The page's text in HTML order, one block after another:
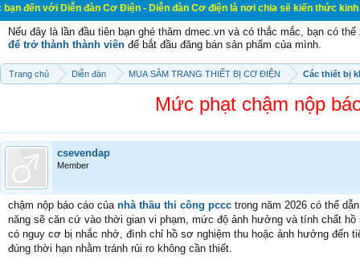
đàn Cơ Điện - Diễn đàn Cơ điện là nơi chia sẽ kiến thức kinh nghiệm
Nếu đây là lần đầu tiên bạn ghé thăm dmec.vn và có thắc mắc, bạn có
để trở thành thành viên để bắt đầu đăng bán sản phẩm của mình.
Trang chủ Diễn đàn MUA SẮM TRANG THIẾT BỊ CƠ ĐIỆN Các thiết bị
Mức phạt chậm nộp
csevendap
Member
chậm nộp báo cáo của nhà thầu thi công pccc trong năm 2026 có thể
năng sẽ căn cứ vào thời gian vi phạm, mức độ ảnh hưởng và tính chất
có nguy cơ bị nhắc nhở, đình chỉ hồ sơ nghiệm thu hoặc ảnh hưởng đến
đúng thời hạn nhằm tránh rủi ro không cần thiết.